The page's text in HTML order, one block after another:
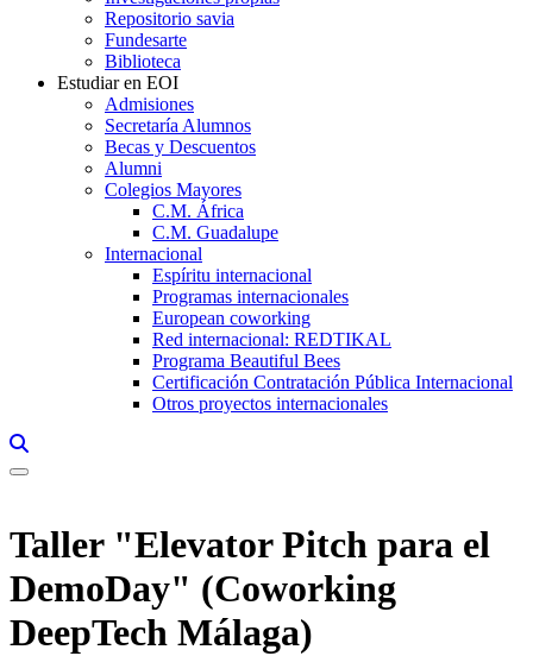
Repositorio savia
Fundesarte
Biblioteca
Estudiar en EOI
Admisiones
Secretaría Alumnos
Becas y Descuentos
Alumni
Colegios Mayores
C.M. África
C.M. Guadalupe
Internacional
Espíritu internacional
Programas internacionales
European coworking
Red internacional: REDTIKAL
Programa Beautiful Bees
Certificación Contratación Pública Internacional
Otros proyectos internacionales
Taller "Elevator Pitch para el
DemoDay" (Coworking
DeepTech Málaga)